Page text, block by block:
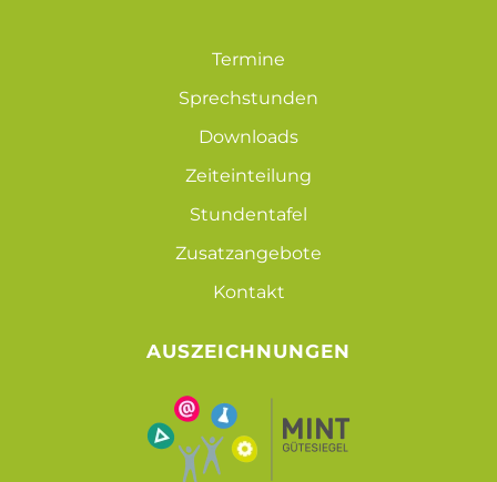
Termine
Sprechstunden
Downloads
Zeiteinteilung
Stundentafel
Zusatzangebote
Kontakt
AUSZEICHNUNGEN